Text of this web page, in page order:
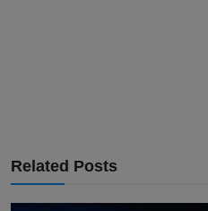
Related Posts